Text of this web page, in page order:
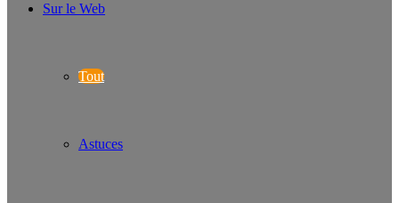
Sur le Web
Tout
Astuces